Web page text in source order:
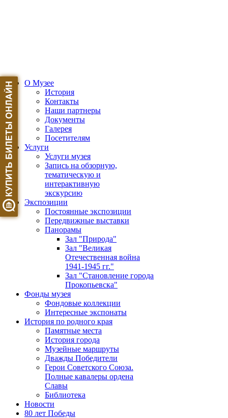
О Музее
История
Контакты
Наши партнеры
Документы
Галерея
Посетителям
Услуги
Услуги музея
Запись на обзорную,
тематическую и
интерактивную
экскурсию
Экспозиции
Постоянные экспозиции
Передвижные выставки
Панорамы
Зал "Природа"
Зал "Великая
Отечественная война
1941-1945 гг."
Зал "Становление города
Прокопьевска"
Фонды музея
Фондовые коллекции
Интересные экспонаты
История по родного края
Памятные места
История города
Музейные маршруты
Дважды Победители
Герои Советского Союза.
Полные кавалеры ордена
Славы
Библиотека
Новости
80 лет Победы